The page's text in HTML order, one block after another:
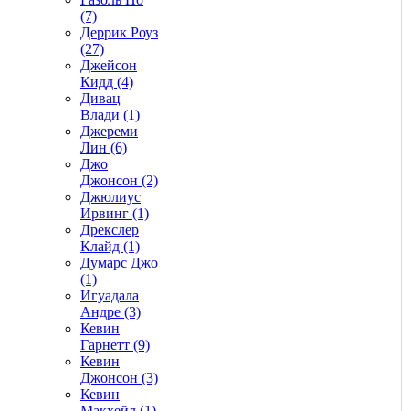
(7)
Деррик Роуз
(27)
Джейсон
Кидд (4)
Дивац
Влади (1)
Джереми
Лин (6)
Джо
Джонсон (2)
Джюлиус
Ирвинг (1)
Дрекслер
Клайд (1)
Думарс Джо
(1)
Игуадала
Андре (3)
Кевин
Гарнетт (9)
Кевин
Джонсон (3)
Кевин